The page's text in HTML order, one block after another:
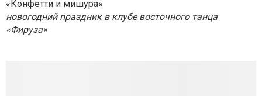
«Конфетти и мишура»
новогодний праздник в клубе восточного танца
«Фируза»